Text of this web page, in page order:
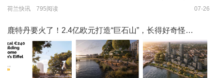
荷兰快讯 795阅读 07-26
鹿特丹要火了！2.4亿欧元打造“巨石山”，长得好奇怪…